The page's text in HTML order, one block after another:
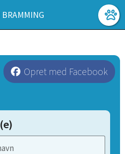
BRAMMING
Opret med Facebook